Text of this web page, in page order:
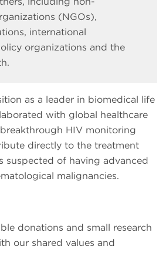
(NGOs),
international
organizations and the
as a leader in biomedical life
with global healthcare
HIV monitoring
directly to the treatment
suspected of having advanced
malignancies.
donations and small research
our shared values and